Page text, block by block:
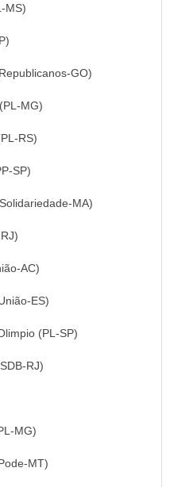
MS)
GO)
MG)
RS)
SP)
MA)
AC)
ES)
(PL-SP)
RJ)
MG)
MT)